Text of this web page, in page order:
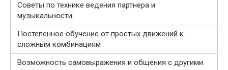
Советы по технике ведения партнера и
музыкальности
Постепенное обучение от простых движений к
сложным комбинациям
Возможность самовыражения и общения с другими